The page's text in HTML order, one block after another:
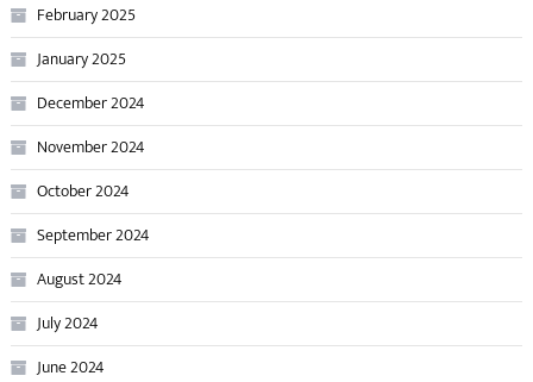
February 2025
January 2025
December 2024
November 2024
October 2024
September 2024
August 2024
July 2024
June 2024